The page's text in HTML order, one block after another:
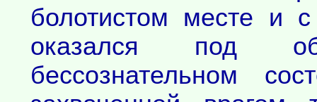
болотистом месте и
оказался под
бессознательном